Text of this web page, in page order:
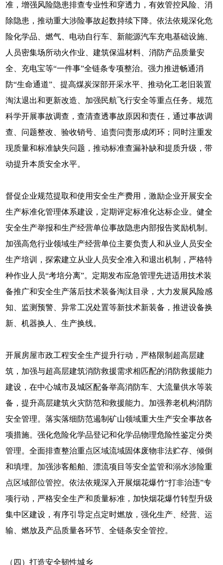
准，增强风险隐患排查专业性和穿透力，有效管控风险、消
除隐患，推动重大涉险事故起数持续下降。依法依规深化危
险化学品、燃气、电动自行车、新能源汽车充电基础设施、
人员密集场所动火作业、建筑保温材料、消防产品质量安
全、充电宝等“一件事”全链条专项整治。强力推进畅通消
防“生命通道”、提高煤炭深部开采水平、推动化工老旧装置
淘汰退出和更新改造、加强民航飞行安全等重点任务。规范
科学开展事故调查，查清查透事故原因和责任，通过事故调
查、问题整改、验收销号、追责问责形成闭环；同时注重发
现质量和标准缺失问题，推动标准查漏补缺和提质升级，带
动提升本质安全水平。
督促企业规范提取和使用安全生产费用，激励企业开展安全
生产标准化管理体系建设，定期评定标准化达标企业。健全
安全生产举报和生产经营单位事故隐患内部报告奖励机制。
加强高危行业领域生产经营单位主要负责人和从业人员安全
生产培训，探索建立从业人员安全准入和退出机制，严格特
种作业人员“考培分离”。定期发布应急管理先进适用技术装
备推广和安全生产落后技术装备淘汰目录，大力发展风险感
知、监测预警、异常工况处置等新技术新装备，推进设备换
新、机器换人、生产换线。
开展房屋市政工程安全生产提升行动，严格限制超高层建
筑，加强与超高层建筑消防救援需求相匹配的消防救援能力
建设，在中心城市及城区配备举高消防车、大流量供水等装
备，提升高层建筑火灾防范和救援能力。加强养老机构消防
安全管理。落实落细防范遏制矿山领域重大生产安全事故各
项措施。强化危险化学品登记和化学品物理危险性鉴定分类
管理。全面排查整治重点区域流域固体废物非法贮存、倾倒
和填埋。加强涉客船舶、漂流项目等安全监管和溺水涉险重
点区域部位管控。依法依规深入开展烟花爆竹“打非治违”专
项行动，严格安全生产和质量标准，加快烟花爆竹转型升级
集中区建设，有序引导定点定时燃放，强化生产、经营、运
输、燃放及产品质量各环节、全链条安全管控。
（四）打造安全韧性城乡